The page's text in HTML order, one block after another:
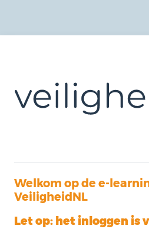
Welkom op de e-
VeiligheidNL
Let op: het inloggen is